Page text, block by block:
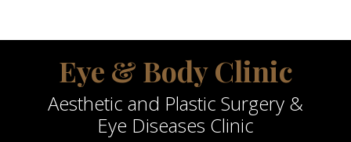
Eye & Body Clinic
Aesthetic and Plastic Surgery &
Eye Diseases Clinic